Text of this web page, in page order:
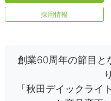
採用情報
創業60周年の節目と
り
「秋田デイックライ